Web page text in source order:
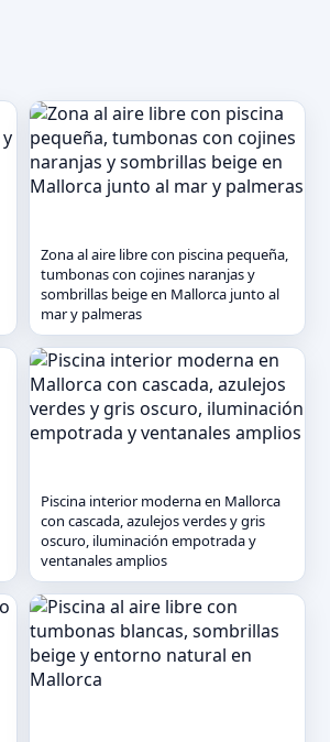
Zona al aire libre con piscina pequeña,
tumbonas con cojines naranjas y
sombrillas beige en Mallorca junto al
mar y palmeras
Piscina interior moderna en Mallorca
con cascada, azulejos verdes y gris
oscuro, iluminación empotrada y
ventanales amplios